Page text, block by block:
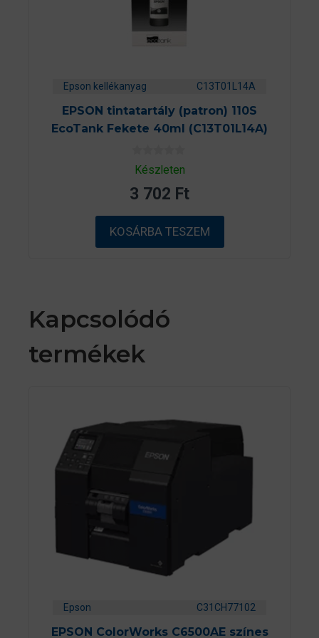
Epson kellékanyag C13T01L14A
EPSON tintatartály (patron) 110S
EcoTank Fekete 40ml (C13T01L14A)
0
a
5
b
ő
l
Készleten
3 702 Ft
KOSÁRBA TESZEM
Kapcsolódó
termékek
Epson C31CH77102
EPSON ColorWorks C6500AE színes